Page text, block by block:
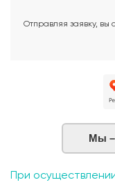
Обратитесь к нам,
"Мокко Нью" и
Отправляя заявку, вы
Мы –
При